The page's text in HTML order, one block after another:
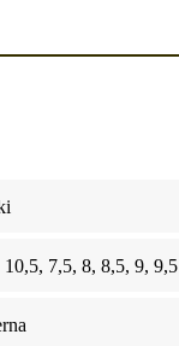
10,5, 7,5, 8, 8,5, 9, 9,5